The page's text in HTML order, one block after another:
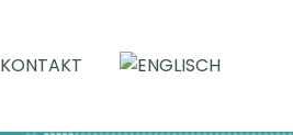
KONTAKT